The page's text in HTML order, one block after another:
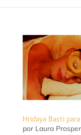
Hridaya Basti
por Laura